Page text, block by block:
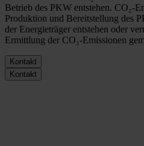
Betrieb des PKW entstehen. CO₂-
Produktion und Bereitstellung des
der Energieträger entstehen oder
Ermittlung der CO₂-Emissionen
Kontakt
Kontakt